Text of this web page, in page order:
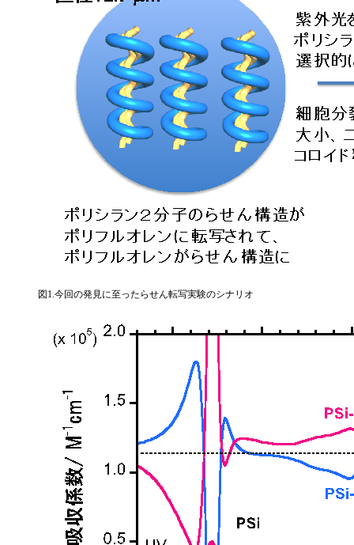
図1.今回の発見に至ったらせん転写実験のシナリオ